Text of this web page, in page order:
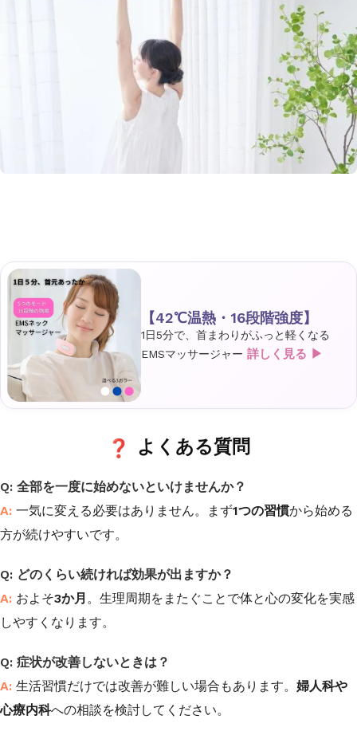
【42℃温熱・16段階強度】
1日5分で、首まわりがふっと軽くなる
EMSマッサージャー 詳しく見る ▶
よくある質問
全部を一度に始めないといけませんか？
一気に変える必要はありません。まず1つの習慣から始める
方が続けやすいです。
どのくらい続ければ効果が出ますか？
およそ3か月 。生理周期をまたぐことで体と心の変化を実感
しやすくなります。
症状が改善しないときは？
生活習慣だけでは改善が難しい場合もあります。 婦人科や
心療内科への相談を検討してください。